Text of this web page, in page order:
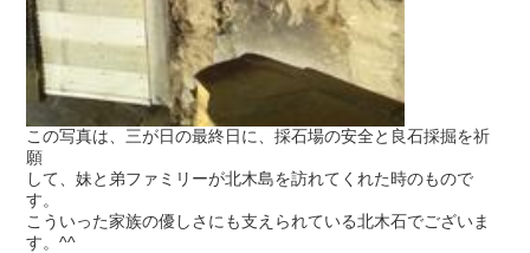
この写真は、三が日の最終日に、採石場の安全と良石採掘を祈
願
して、妹と弟ファミリーが北木島を訪れてくれた時のもので
す。
こういった家族の優しさにも支えられている北木石でございま
す。^^